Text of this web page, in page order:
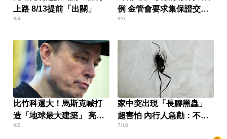
上路 8/13提前「出關」
8/4
例 金管會要求集保證交所
了解
8/6
比竹科還大！馬斯克喊打
造「地球最大建築」 亮點
一次看
8/8
家中突出現「長腳黑蟲」
超害怕 內行人急勸：不能
殺
7/16